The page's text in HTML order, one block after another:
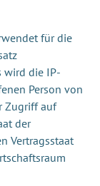
für die
wird die IP-
Person von
Zugriff auf
der
Vertragsstaat